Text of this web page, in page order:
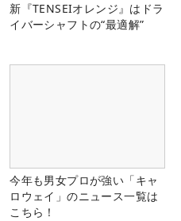
新『TENSEIオレンジ』はドラ
イバーシャフトの“最適解”
今年も男女プロが強い「キャ
ロウェイ」のニュース一覧は
こちら！